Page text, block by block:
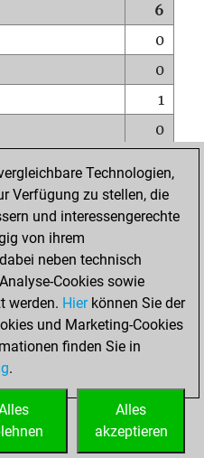
6
0
0
1
0
0
0
0
Technologien,
Verfügung zu stellen, die
und interessengerechte
von ihrem
neben technisch
Cookies sowie
werden. Hierkönnen Sie der
und Marketing-Cookies
finden Sie in
.
Alles
akzeptieren